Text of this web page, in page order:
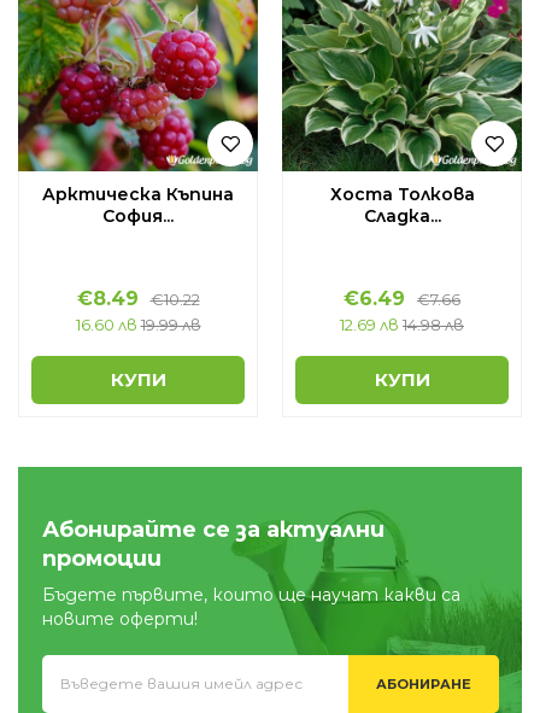
Арктическа Къпина
София...
€8.49 €10.22
16.60 лв 19.99 лв
КУПИ
Хоста Толкова
Сладка...
€6.49 €7.66
12.69 лв 14.98 лв
КУПИ
Абонирайте се за актуални
промоции
Бъдете първите, които ще научат какви са
новите оферти!
АБОНИРАНЕ